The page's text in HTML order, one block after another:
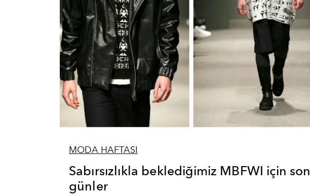
MODA HAFTASI
Sabırsızlıkla beklediğimiz MBFWI için son
günler